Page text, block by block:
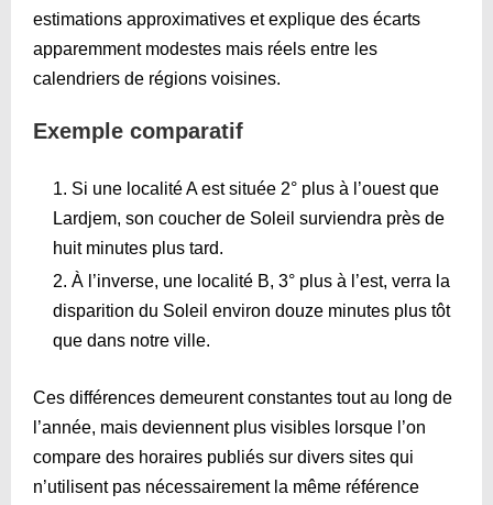
estimations approximatives et explique des écarts
apparemment modestes mais réels entre les
calendriers de régions voisines.
Exemple comparatif
Si une localité A est située 2° plus à l’ouest que
Lardjem, son coucher de Soleil surviendra près de
huit minutes plus tard.
À l’inverse, une localité B, 3° plus à l’est, verra la
disparition du Soleil environ douze minutes plus tôt
que dans notre ville.
Ces différences demeurent constantes tout au long de
l’année, mais deviennent plus visibles lorsque l’on
compare des horaires publiés sur divers sites qui
n’utilisent pas nécessairement la même référence